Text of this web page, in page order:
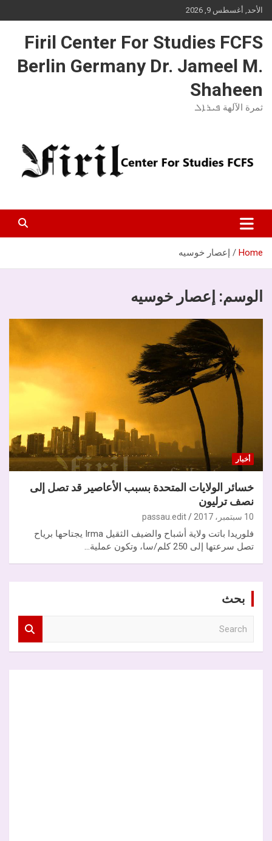
Skip
to
الأحد, أغسطس 9, 2026
Firil Center For Studies FCFS
Berlin Germany Dr. Jameel M.
Shaheen
ثمرة الآلهة ܦܝܪܐܠ
Home إعصار خوسيه
الوسم: إعصار خوسيه
أخبار
خسائر الولايات المتحدة بسبب الأعاصير قد تصل إلى
نصف ترليون
10 سبتمبر، 2017 passau.edit
فلوريدا باتت ولاية أشباح والضيف الثقيل Irma يجتاحها برياح
تصل سرعتها إلى 250 كلم/سا، وتكون عملية…
بحث